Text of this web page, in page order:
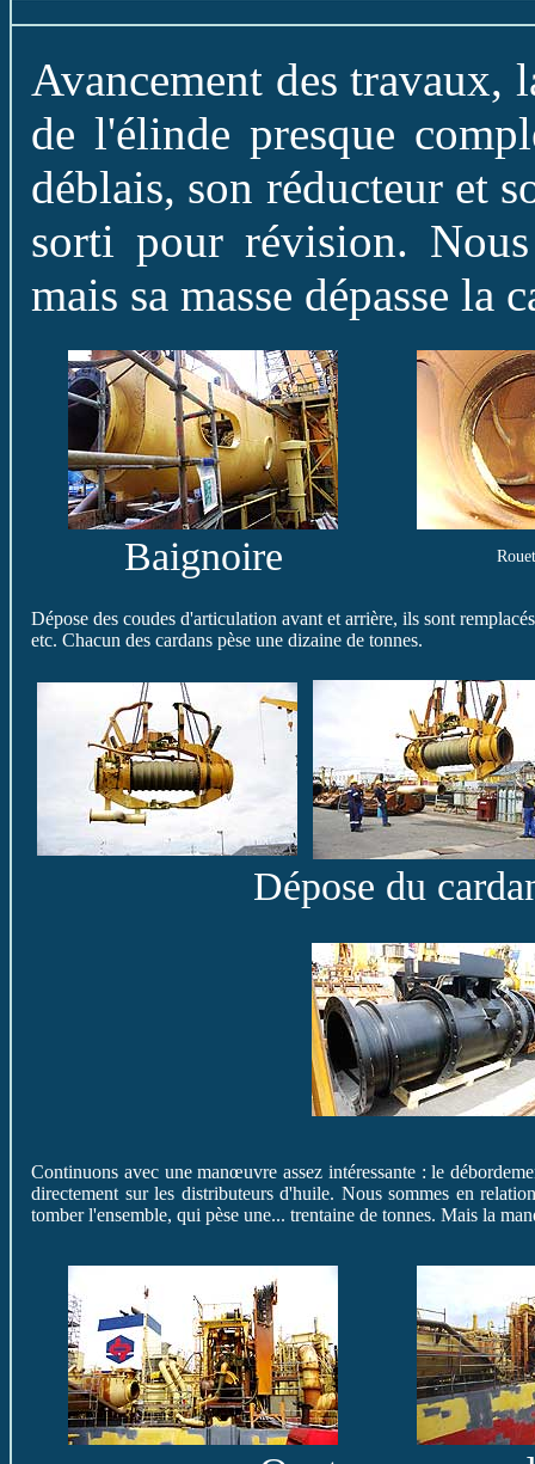
Avancement des travaux,
de l'élinde presque
déblais, son réducteur et
sorti pour révision.
mais sa masse dépasse la
Baignoire
Dépose des coudes d'articulation avant et arrière, ils sont
etc. Chacun des cardans pèse une dizaine de tonnes.
Dépose du
Continuons avec une manœuvre assez intéressante : le
directement sur les distributeurs d'huile. Nous sommes en
tomber l'ensemble, qui pèse une... trentaine de tonnes. Mais la